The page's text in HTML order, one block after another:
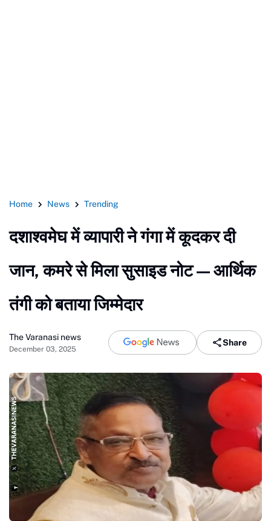
Home News Trending
दशाश्वमेघ में व्यापारी ने गंगा में कूदकर दी
जान, कमरे से मिला सुसाइड नोट — आर्थिक
तंगी को बताया जिम्मेदार
The Varanasi news
December 03, 2025
Share